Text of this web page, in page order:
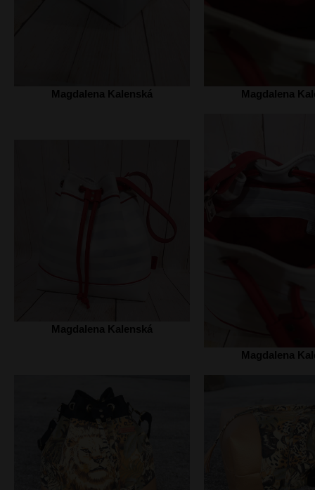
Magdalena Kalenská Magdalena
Magdalena Kalenská
Magdalena